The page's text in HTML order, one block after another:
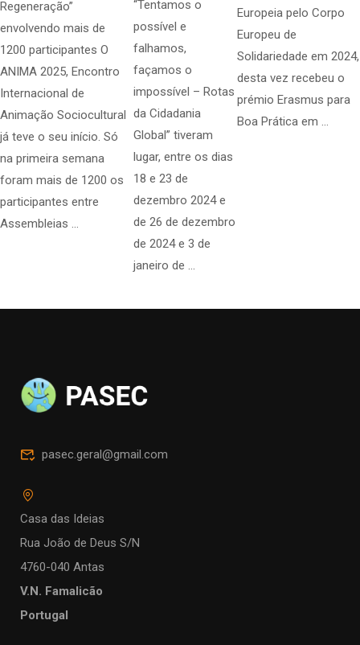
Regeneração”
envolvendo mais de
1200 participantes O
ANIMA 2025, Encontro
Internacional de
Animação Sociocultural
já teve o seu início. Só
na primeira semana
foram mais de 1200 os
participantes entre
Assembleias …
“Tentamos o
possível e
falhamos,
façamos o
impossível – Rotas
da Cidadania
Global” tiveram
lugar, entre os dias
18 e 23 de
dezembro 2024 e
de 26 de dezembro
de 2024 e 3 de
janeiro de …
Europeia pelo Corpo
Europeu de
Solidariedade em 2024,
desta vez recebeu o
prémio Erasmus para
Boa Prática em …
pasec.geral@gmail.com
Casa das Ideias
Rua João de Deus S/N
4760-040 Antas
V.N. Famalicão
Portugal